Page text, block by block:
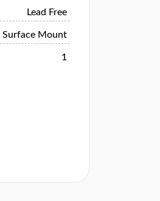
Lead Free
Surface Mount
1